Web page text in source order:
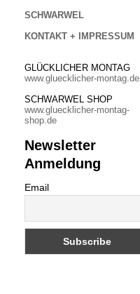
SCHWARWEL
KONTAKT + IMPRESSUM
GLÜCKLICHER MONTAG
www.gluecklicher-montag.de
SCHWARWEL SHOP
www.gluecklicher-montag-
shop.de
Newsletter
Anmeldung
Email